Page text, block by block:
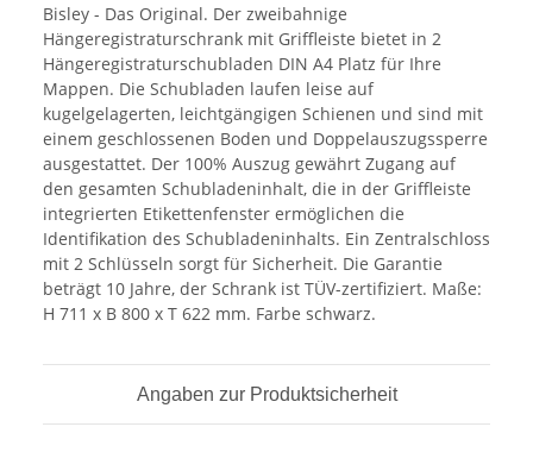
Bisley - Das Original. Der zweibahnige
Hängeregistraturschrank mit Griffleiste bietet in 2
Hängeregistraturschubladen DIN A4 Platz für Ihre
Mappen. Die Schubladen laufen leise auf
kugelgelagerten, leichtgängigen Schienen und sind mit
einem geschlossenen Boden und Doppelauszugssperre
ausgestattet. Der 100% Auszug gewährt Zugang auf
den gesamten Schubladeninhalt, die in der Griffleiste
integrierten Etikettenfenster ermöglichen die
Identifikation des Schubladeninhalts. Ein Zentralschloss
mit 2 Schlüsseln sorgt für Sicherheit. Die Garantie
beträgt 10 Jahre, der Schrank ist TÜV-zertifiziert. Maße:
H 711 x B 800 x T 622 mm. Farbe schwarz.
Angaben zur Produktsicherheit